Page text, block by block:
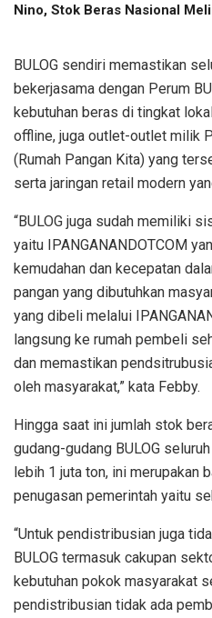
Nino, Stok Beras Nasional
BULOG sendiri memastikan
bekerjasama dengan Perum
kebutuhan beras di tingkat
offline, juga outlet-outlet milik
(Rumah Pangan Kita) yang
serta jaringan retail modern
“BULOG juga sudah memiliki
yaitu IPANGANANDOTCOM
kemudahan dan kecepatan
pangan yang dibutuhkan
yang dibeli melalui
langsung ke rumah pembeli
dan memastikan
oleh masyarakat,” kata Febby.
Hingga saat ini jumlah stok
gudang-gudang BULOG
lebih 1 juta ton, ini merupakan
penugasan pemerintah yaitu
“Untuk pendistribusian juga
BULOG termasuk cakupan
kebutuhan pokok masyarakat
pendistribusian tidak ada